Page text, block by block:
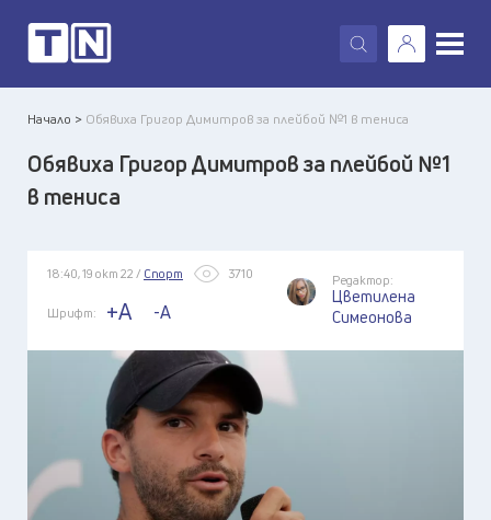
X
Начало > Обявиха Григор Димитров за плейбой №1 в тениса
Обявиха Григор Димитров за плейбой №1
в тениса
18:40, 19 окт 22 / Спорт 3710
Шрифт: +A -A
Редактор:
Цветилена
Симеонова